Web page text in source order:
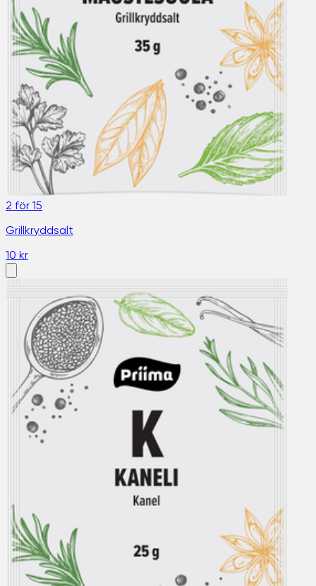
2 för 15
Grillkryddsalt
10 kr